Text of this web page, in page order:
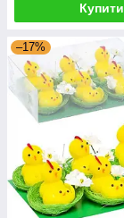
Купити
–17%